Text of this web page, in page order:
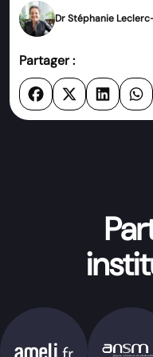
Dr Stéphanie
Partager :